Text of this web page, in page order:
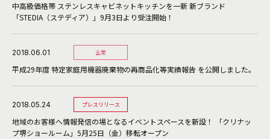
中高級価格帯 ステンレスキャビネットキッチンを一新 新ブランド
「STEDIA（ステディア）」9月3日より受注開始！
2018.06.01 企業
平成29年度 特定家庭用機器廃棄物の再商品化等実績報告 を公開しました。
2018.05.24 プレスリリース
地域のお客様へ情報発信の場となるイベントスペースを新設！ 「クリナッ
プ堺ショールーム」5月25日（金）移転オープン